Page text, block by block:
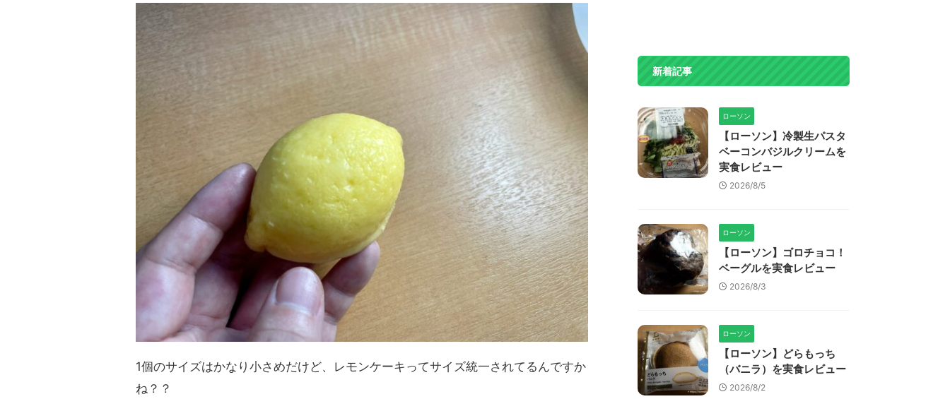
1個のサイズはかなり小さめだけど、レモンケーキってサイズ統一されてるんですか
ね？？
新着記事
ローソン
【ローソン】冷製生パスタ
ベーコンバジルクリームを
実食レビュー
2026/8/5
ローソン
【ローソン】ゴロチョコ！
ベーグルを実食レビュー
2026/8/3
ローソン
【ローソン】どらもっち
（バニラ）を実食レビュー
2026/8/2